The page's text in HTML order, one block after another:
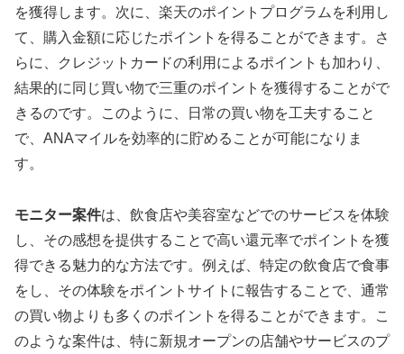
を獲得します。次に、楽天のポイントプログラムを利用し
て、購入金額に応じたポイントを得ることができます。さ
らに、クレジットカードの利用によるポイントも加わり、
結果的に同じ買い物で三重のポイントを獲得することがで
きるのです。このように、日常の買い物を工夫すること
で、ANAマイルを効率的に貯めることが可能になりま
す。
モニター案件は、飲食店や美容室などでのサービスを体験
し、その感想を提供することで高い還元率でポイントを獲
得できる魅力的な方法です。例えば、特定の飲食店で食事
をし、その体験をポイントサイトに報告することで、通常
の買い物よりも多くのポイントを得ることができます。こ
のような案件は、特に新規オープンの店舗やサービスのプ